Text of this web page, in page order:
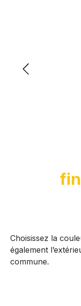
Choisissez la
également
commune.